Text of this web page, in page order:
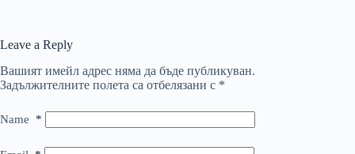
Leave a Reply
Вашият имейл адрес няма да бъде публикуван.
Задължителните полета са отбелязани с *
Name *